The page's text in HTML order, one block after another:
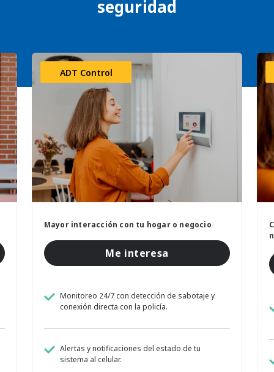
seguridad
ADT Control
Mayor interacción con tu hogar o negocio
Me interesa
Monitoreo 24/7 con detección de sabotaje y
conexión directa con la policía.
Alertas y notificaciones del estado de tu
sistema al celular.